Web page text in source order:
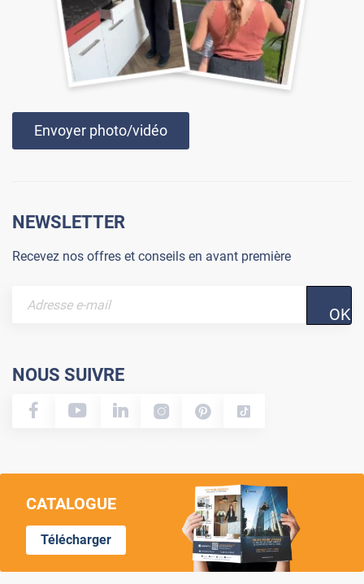
Envoyer photo/vidéo
NEWSLETTER
Recevez nos offres et conseils en avant première
OK
NOUS SUIVRE
CATALOGUE
Télécharger